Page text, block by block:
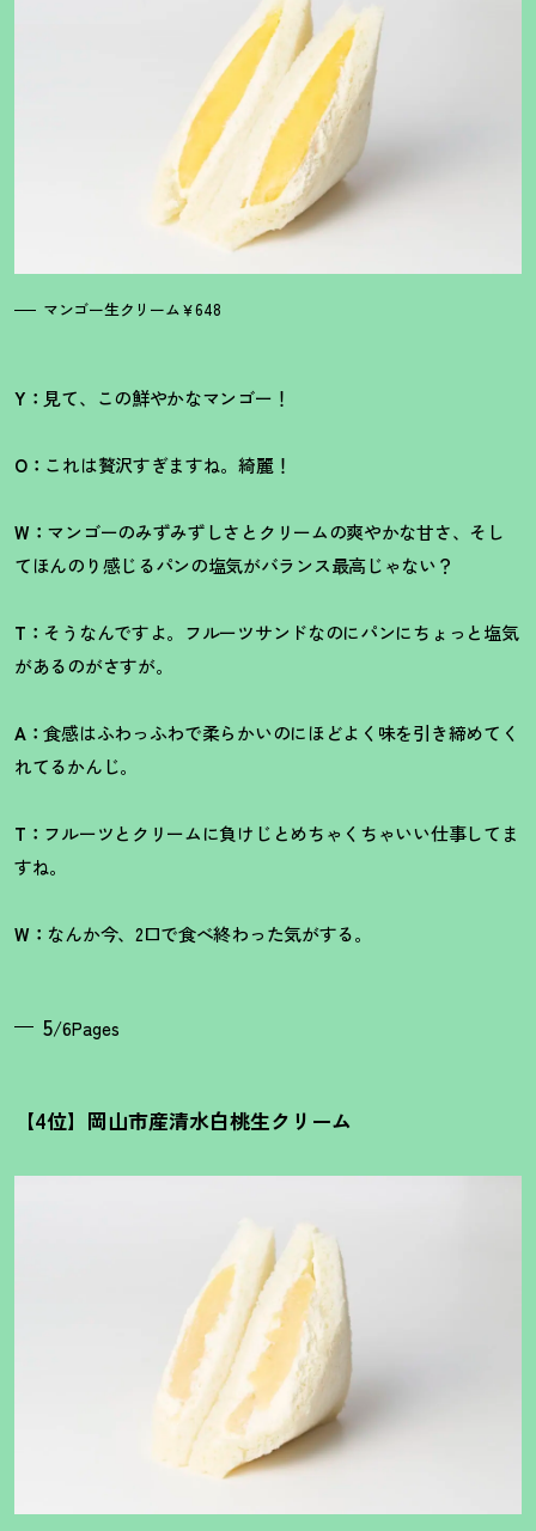
マンゴー生クリーム￥648
Y： 見て、この鮮やかなマンゴー ！
O： これは贅沢すぎますね。綺麗 ！
W： マンゴーのみずみずしさとクリームの爽やかな甘さ、そし
てほんのり感じるパンの塩気がバランス最高じゃない？
T： そうなんですよ。フルーツサンドなのにパンにちょっと塩気
があるのがさすが。
A：食感はふわっふわで柔らかいのにほどよく味を引き締めてく
れてるかんじ。
T： フルーツとクリームに負けじとめちゃくちゃいい仕事してま
すね。
W： なんか今、2口で食べ終わった気がする。
5/6Pages
【4位】岡山市産清水白桃生クリーム